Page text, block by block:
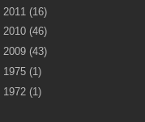
2011 (16)
2010 (46)
2009 (43)
1975 (1)
1972 (1)